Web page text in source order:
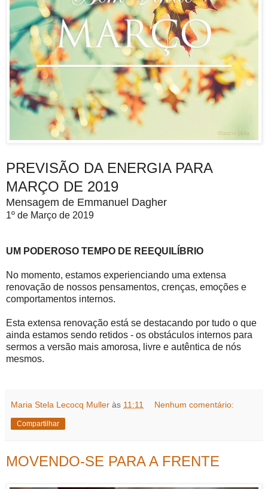
PREVISÃO DA ENERGIA PARA
MARÇO DE 2019
Mensagem de Emmanuel Dagher
1º de Março de 2019
UM PODEROSO TEMPO DE REEQUILÍBRIO
No momento, estamos experienciando uma extensa
renovação de nossos pensamentos, crenças, emoções e
comportamentos internos.
Esta extensa renovação está se destacando por tudo o que
ainda estamos sendo retidos - os obstáculos internos para
sermos a versão mais amorosa, livre e autêntica de nós
mesmos.
Maria Stela Lecocq Muller às 11:11 Nenhum comentário:
Compartilhar
MOVENDO-SE PARA A FRENTE